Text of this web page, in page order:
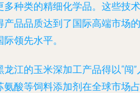
种类的精细化学品。这些技术
品品质达到了国际高端市场的
领先水平。
江的玉米深加工产品得以“闯”
酸等饲料添加剂在全球市场占